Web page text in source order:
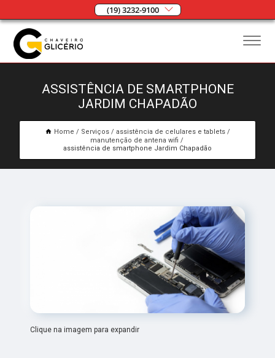
(19) 3232-9100
ASSISTÊNCIA DE SMARTPHONE
JARDIM CHAPADÃO
Home Serviços
assistência de celulares e tablets
manutenção de antena wifi
assistência de smartphone Jardim Chapadão
Clique na imagem para expandir